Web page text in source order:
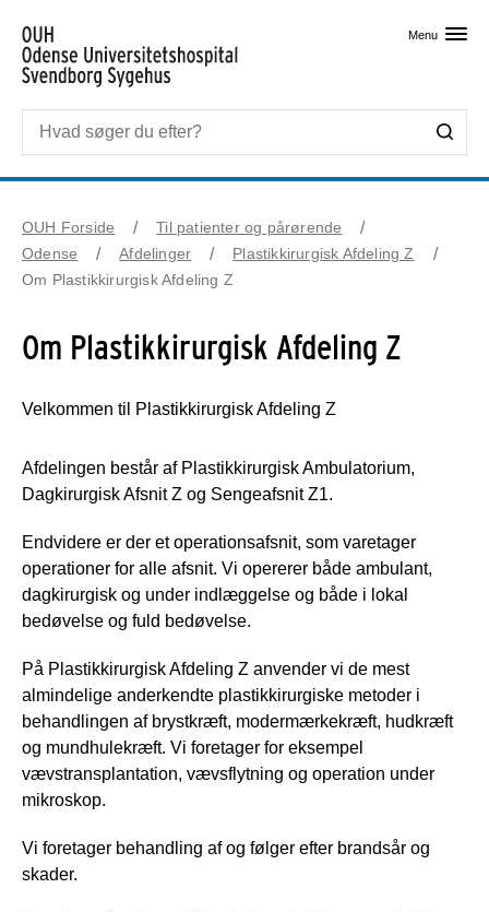
Menu
OUH Forside
Til patienter og pårørende
Odense
Afdelinger
Plastikkirurgisk Afdeling Z
Om Plastikkirurgisk Afdeling Z
Om Plastikkirurgisk Afdeling Z
Velkommen til Plastikkirurgisk Afdeling Z
Afdelingen består af Plastikkirurgisk Ambulatorium,
Dagkirurgisk Afsnit Z og Sengeafsnit Z1.
Endvidere er der et operationsafsnit, som varetager
operationer for alle afsnit. Vi opererer både ambulant,
dagkirurgisk og under indlæggelse og både i lokal
bedøvelse og fuld bedøvelse.
På Plastikkirurgisk Afdeling Z anvender vi de mest
almindelige anderkendte plastikkirurgiske metoder i
behandlingen af brystkræft, modermærkekræft, hudkræft
og mundhulekræft. Vi foretager for eksempel
vævstransplantation, vævsflytning og operation under
mikroskop.
Vi foretager behandling af og følger efter brandsår og
skader.